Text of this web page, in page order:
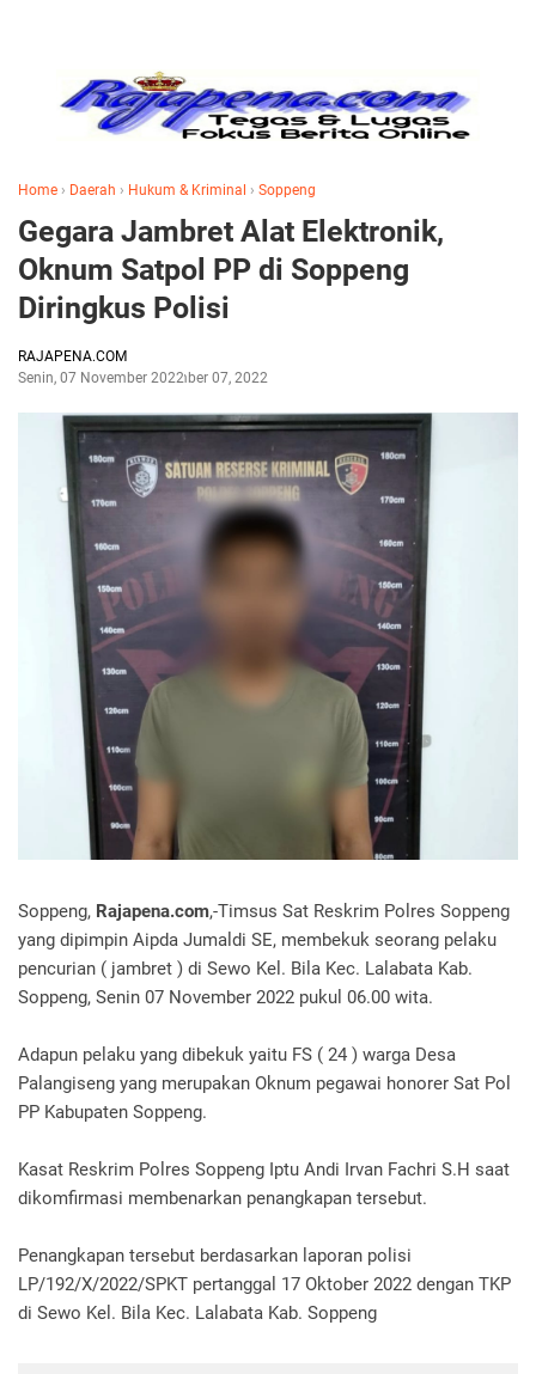
Home › Daerah › Hukum & Kriminal › Soppeng
Gegara Jambret Alat Elektronik,
Oknum Satpol PP di Soppeng
Diringkus Polisi
RAJAPENA.COM
Senin, 07 November 2022November 07, 2022
Soppeng, Rajapena.com,-Timsus Sat Reskrim Polres Soppeng
yang dipimpin Aipda Jumaldi SE, membekuk seorang pelaku
pencurian ( jambret ) di Sewo Kel. Bila Kec. Lalabata Kab.
Soppeng, Senin 07 November 2022 pukul 06.00 wita.
Adapun pelaku yang dibekuk yaitu FS ( 24 ) warga Desa
Palangiseng yang merupakan Oknum pegawai honorer Sat Pol
PP Kabupaten Soppeng.
Kasat Reskrim Polres Soppeng Iptu Andi Irvan Fachri S.H saat
dikomfirmasi membenarkan penangkapan tersebut.
Penangkapan tersebut berdasarkan laporan polisi
LP/192/X/2022/SPKT pertanggal 17 Oktober 2022 dengan TKP
di Sewo Kel. Bila Kec. Lalabata Kab. Soppeng